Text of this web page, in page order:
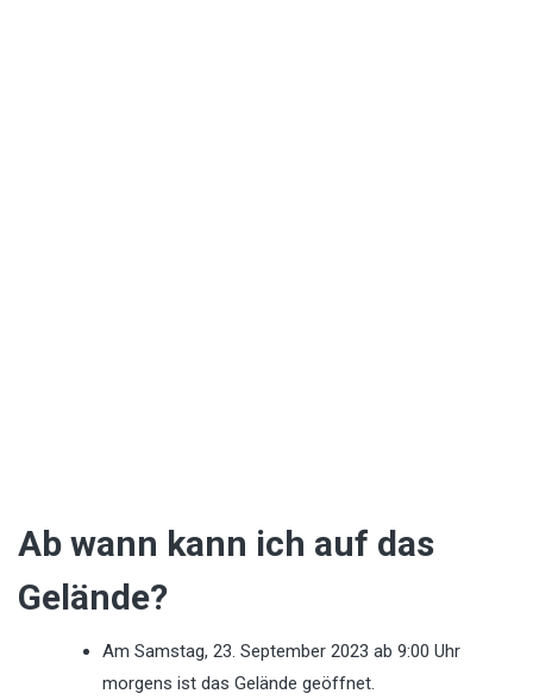
Ab wann kann ich auf das
Gelände?
Am Samstag, 23. September 2023 ab 9:00 Uhr
morgens ist das Gelände geöffnet.